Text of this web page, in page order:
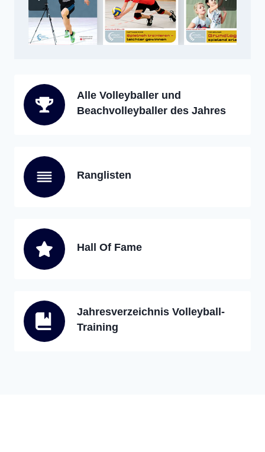
Alle Volleyballer und
Beachvolleyballer des Jahres
Ranglisten
Hall Of Fame
Jahresverzeichnis Volleyball-
Training